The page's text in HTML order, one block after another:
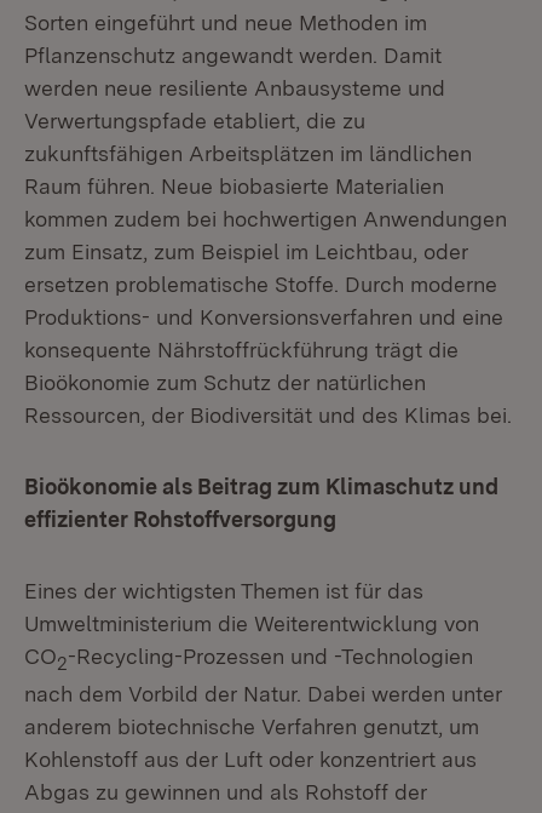
Sorten eingeführt und neue Methoden im
Pflanzenschutz angewandt werden. Damit
werden neue resiliente Anbausysteme und
Verwertungspfade etabliert, die zu
zukunftsfähigen Arbeitsplätzen im ländlichen
Raum führen. Neue biobasierte Materialien
kommen zudem bei hochwertigen Anwendungen
zum Einsatz, zum Beispiel im Leichtbau, oder
ersetzen problematische Stoffe. Durch moderne
Produktions- und Konversionsverfahren und eine
konsequente Nährstoffrückführung trägt die
Bioökonomie zum Schutz der natürlichen
Ressourcen, der Biodiversität und des Klimas bei.
Bioökonomie als Beitrag zum Klimaschutz und
effizienter Rohstoffversorgung
Eines der wichtigsten Themen ist für das
Umweltministerium die Weiterentwicklung von
CO2-Recycling-Prozessen und -Technologien
nach dem Vorbild der Natur. Dabei werden unter
anderem biotechnische Verfahren genutzt, um
Kohlenstoff aus der Luft oder konzentriert aus
Abgas zu gewinnen und als Rohstoff der